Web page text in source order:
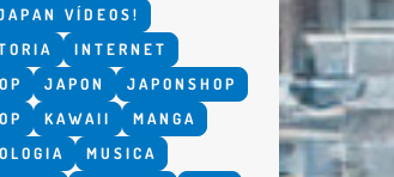
VÍDEOS!
INTERNET
JAPON
JAPONSHOP
KAWAII
MANGA
MUSICA